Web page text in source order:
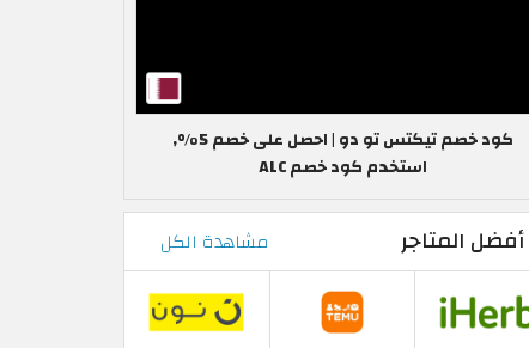
كود خصم تيكتس تو دو | احصل على خصم 5%,
استخدم كود خصم ALC
أفضل المتاجر مشاهدة الكل